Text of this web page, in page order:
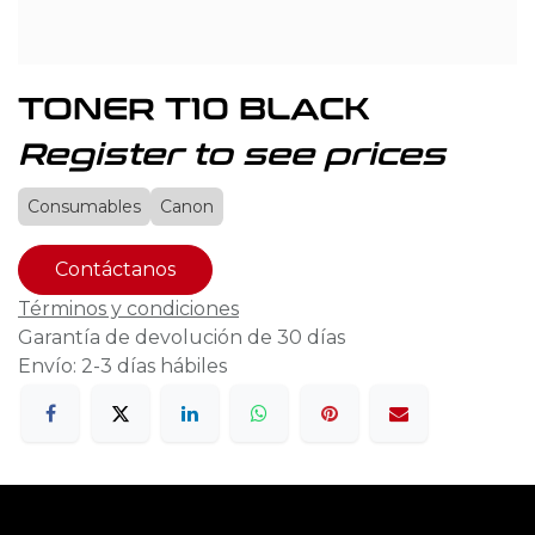
TONER T10 BLACK
Register to see prices
Consumables Canon
Contáctanos
Términos y condiciones
Garantía de devolución de 30 días
Envío: 2-3 días hábiles